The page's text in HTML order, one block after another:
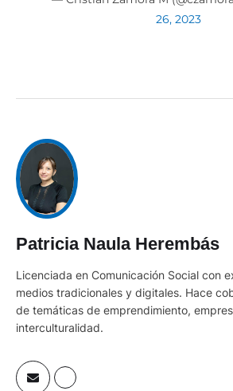
26, 2023
Patricia Naula Herembás
Licenciada en Comunicación Social con
medios tradicionales y digitales. Hace
de temáticas de emprendimiento,
interculturalidad.